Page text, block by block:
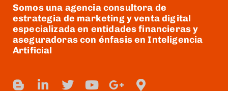
Somos una agencia consultora de
estrategia de marketing y venta digital
especializada en entidades financieras y
aseguradoras con énfasis en Inteligencia
Artificial